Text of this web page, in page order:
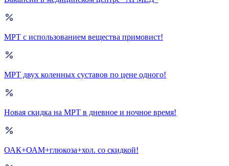
МРТ с использованием вещества примовист!
МРТ двух коленных суставов по цене одного!
Новая скидка на МРТ в дневное и ночное время!
ОАК+ОАМ+глюкоза+хол. со скидкой!